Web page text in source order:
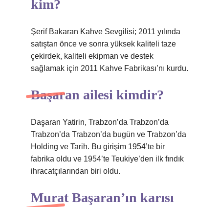
kim?
Şerif Bakaran Kahve Sevgilisi; 2011 yılında
satıştan önce ve sonra yüksek kaliteli taze
çekirdek, kaliteli ekipman ve destek
sağlamak için 2011 Kahve Fabrikası’nı kurdu.
Başaran ailesi kimdir?
Daşaran Yatirin, Trabzon’da Trabzon’da
Trabzon’da Trabzon’da bugün ve Trabzon’da
Holding ve Tarih. Bu girişim 1954’te bir
fabrika oldu ve 1954’te Teukiye’den ilk fındık
ihracatçılarından biri oldu.
Murat Başaran’ın karısı